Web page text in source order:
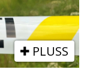
PLUSS